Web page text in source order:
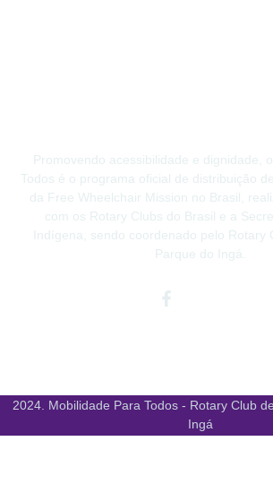
Promovendo acessibilidade e dignidade,
Todos é o programa oficial de distribuição
da Free Wheelchair Mission no Brasil,
com os Rotary Clubs do Brasil e a
Indígena, sendo coordenado pelo Rotary
Parque do Ingá.
Facebook-
2024. Mobilidade Para Todos - Rotary Club
Ingá